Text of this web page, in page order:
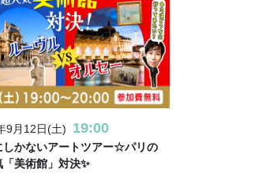
9月12日(土) 19:00
しかないアートツアー☆パリの
「美術館」対決✨